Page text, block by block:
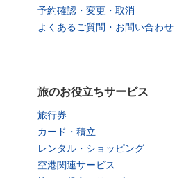
予約確認・変更・取消
よくあるご質問・お問い合わせ
旅のお役立ちサービス
旅行券
カード・積立
レンタル・ショッピング
空港関連サービス